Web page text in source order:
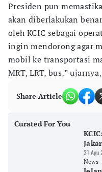
Presiden pun
akan diberlakukan
oleh KCIC sebagai
ingin mendorong agar
mobil ke transportasi
MRT, LRT, bus,”
Share Article
Curated For You
31 Agu
News